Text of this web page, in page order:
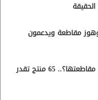
مقاطعة ويدعمون
ما هي المنتجات الإسرائيلية التي يجب مقاطعتها؟.. 65 منتج تقدر